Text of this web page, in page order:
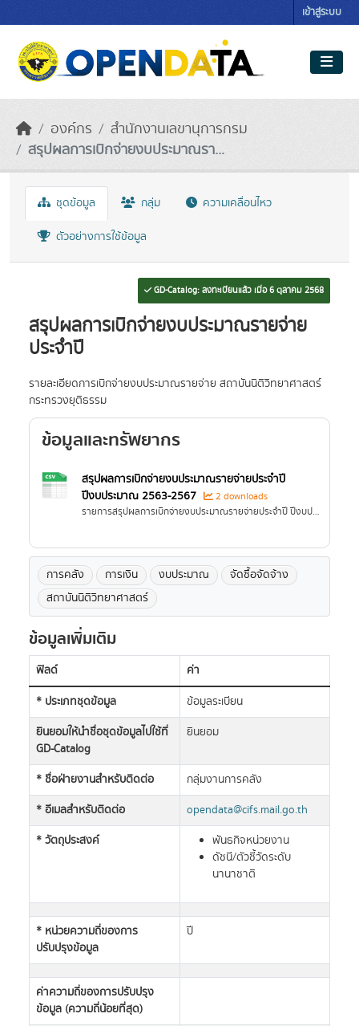
เข้าสู่ระบบ
องค์กร
สำนักงานเลขานุการกรม
สรุปผลการเบิกจ่ายงบประมาณรา...
ชุดข้อมูล กลุ่ม ความเคลื่อนไหว
ตัวอย่างการใช้ข้อมูล
GD-Catalog: ลงทะเบียนแล้ว เมื่อ 6 ตุลาคม 2568
สรุปผลการเบิกจ่ายงบประมาณรายจ่าย
ประจำปี
รายละเอียดการเบิกจ่ายงบประมาณรายจ่าย สถาบันนิติวิทยาศาสตร์
กระทรวงยุติธรรม
ข้อมูลและทรัพยากร
สรุปผลการเบิกจ่ายงบประมาณรายจ่ายประจำปี
ปีงบประมาณ 2563-2567
2 downloads
รายการสรุปผลการเบิกจ่ายงบประมาณรายจ่ายประจำปี ปีงบประมาณ 2563-2567
การคลัง การเงิน งบประมาณ
จัดซื้อจัดจ้าง
สถาบันนิติวิทยาศาสตร์
ข้อมูลเพิ่มเติม
ฟิลด์
ค่า
* ประเภทชุดข้อมูล
ข้อมูลระเบียน
ยินยอมให้นำชื่อชุดข้อมูลไปใช้ที่
GD-Catalog
ยินยอม
* ชื่อฝ่ายงานสำหรับติดต่อ
กลุ่มงานการคลัง
* อีเมลสำหรับติดต่อ
opendata@cifs.mail.go.th
* วัตถุประสงค์
พันธกิจหน่วยงาน
ดัชนี/ตัวชี้วัดระดับ
นานาชาติ
* หน่วยความถี่ของการ
ปรับปรุงข้อมูล
ปี
ค่าความถี่ของการปรับปรุง
ข้อมูล (ความถี่น้อยที่สุด)